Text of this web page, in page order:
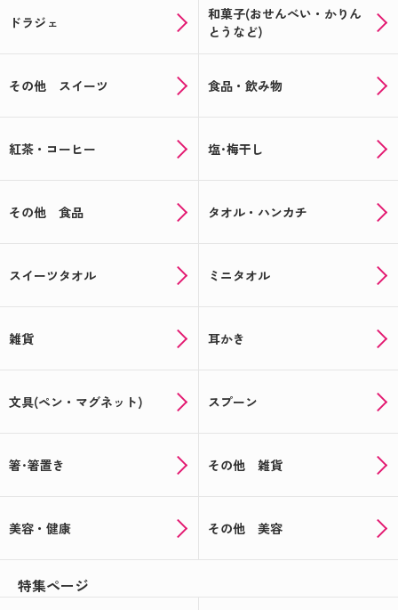
ドラジェ
和菓子(おせんべい・かりん
とうなど)
その他 スイーツ 食品・飲み物
紅茶・コーヒー 塩･梅干し
その他 食品 タオル・ハンカチ
スイーツタオル ミニタオル
雑貨 耳かき
文具(ペン・マグネット) スプーン
箸･箸置き その他 雑貨
美容・健康 その他 美容
特集ページ